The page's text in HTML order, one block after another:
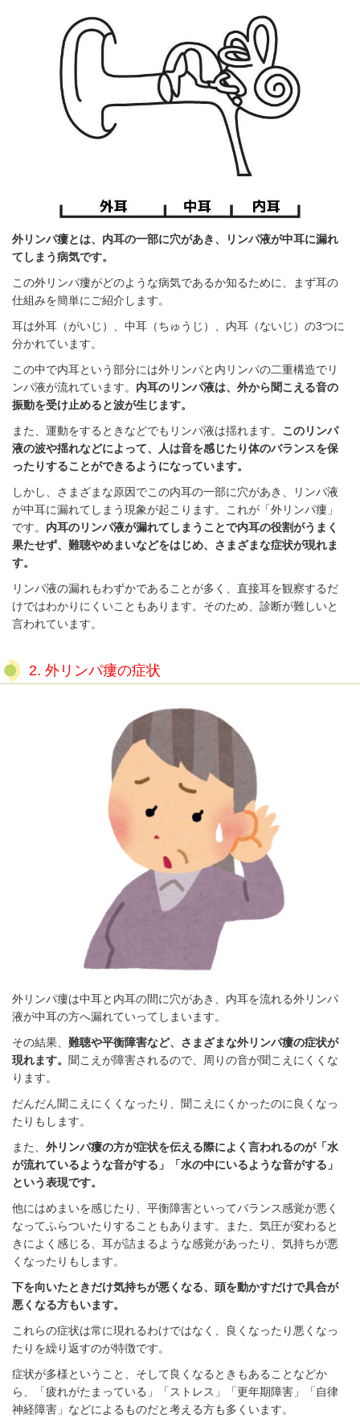
外リンパ瘻とは、内耳の一部に穴があき、リンパ液が中耳に漏れ
てしまう病気です。
この外リンパ瘻がどのような病気であるか知るために、まず耳の
仕組みを簡単にご紹介します。
耳は外耳（がいじ）、中耳（ちゅうじ）、内耳（ないじ）の3つに
分かれています。
この中で内耳という部分には外リンパと内リンパの二重構造でリ
ンパ液が流れています。 内耳のリンパ液は、外から聞こえる音の
振動を受け止めると波が生じます。
また、運動をするときなどでもリンパ液は揺れます。 このリンパ
液の波や揺れなどによって、人は音を感じたり体のバランスを保
ったりすることができるようになっています。
しかし、さまざまな原因でこの内耳の一部に穴があき、リンパ液
が中耳に漏れてしまう現象が起こります。これが「外リンパ瘻」
です。 内耳のリンパ液が漏れてしまうことで内耳の役割がうまく
果たせず、難聴やめまいなどをはじめ、さまざまな症状が現れま
す。
リンパ液の漏れもわずかであることが多く、直接耳を観察するだ
けではわかりにくいこともあります。そのため、診断が難しいと
言われています。
2. 外リンパ瘻の症状
外リンパ瘻は中耳と内耳の間に穴があき、内耳を流れる外リンパ
液が中耳の方へ漏れていってしまいます。
その結果、 難聴や平衡障害など、さまざまな外リンパ瘻の症状が
現れます。 聞こえが障害されるので、周りの音が聞こえにくくな
ります。
だんだん聞こえにくくなったり、聞こえにくかったのに良くなっ
たりもします。
また、 外リンパ瘻の方が症状を伝える際によく言われるのが「水
が流れているような音がする」「水の中にいるような音がする」
という表現です。
他にはめまいを感じたり、平衡障害といってバランス感覚が悪く
なってふらついたりすることもあります。また、気圧が変わると
きによく感じる、耳が詰まるような感覚があったり、気持ちが悪
くなったりもします。
下を向いたときだけ気持ちが悪くなる、頭を動かすだけで具合が
悪くなる方もいます。
これらの症状は常に現れるわけではなく、良くなったり悪くなっ
たりを繰り返すのが特徴です。
症状が多様ということ、そして良くなるときもあることなどか
ら、「疲れがたまっている」「ストレス」「更年期障害」「自律
神経障害」などによるものだと考える方も多くいます。